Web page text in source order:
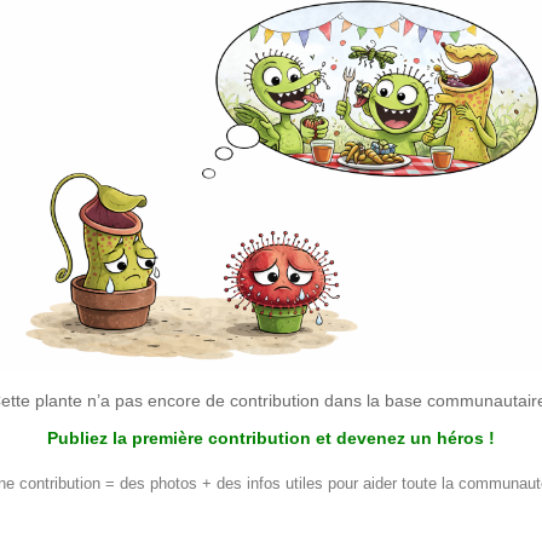
plante n’a pas encore de contribution dans la base
Publiez la première contribution et devenez un héros !
contribution = des photos + des infos utiles pour aider toute la